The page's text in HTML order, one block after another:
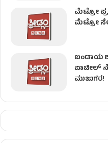
ಮೆಟ್ರೋ
ಮೆಟ್ರೋ
ಬಂಡಾಯ
ಪಾಟೀಲ್
ಮುಜುಗರ!